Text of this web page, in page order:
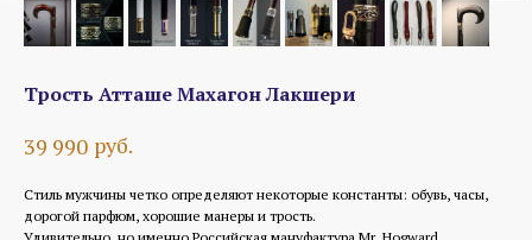
Трость Атташе Махагон Лакшери
39 990 руб.
Стиль мужчины четко определяют некоторые константы: обувь, часы,
дорогой парфюм, хорошие манеры и трость.